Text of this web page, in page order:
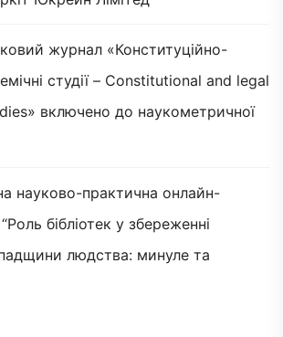
журнал «Конституційно-
студії – Constitutional and legal
включено до наукометричної
науково-практична онлайн-
бібліотек у збереженні
людства: минуле та